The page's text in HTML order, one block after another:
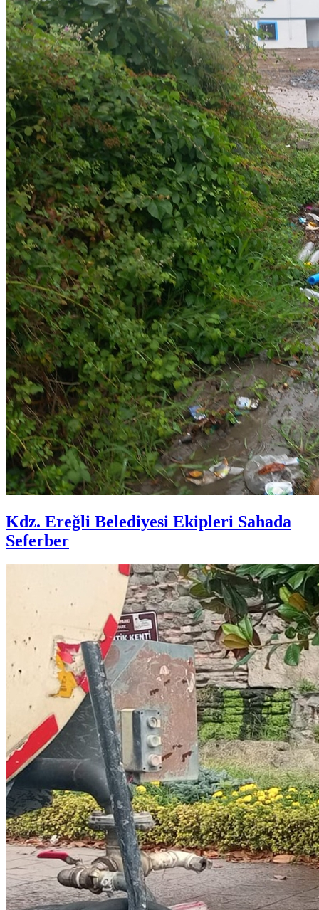
Kdz. Ereğli Belediyesi Ekipleri Sahada
Seferber